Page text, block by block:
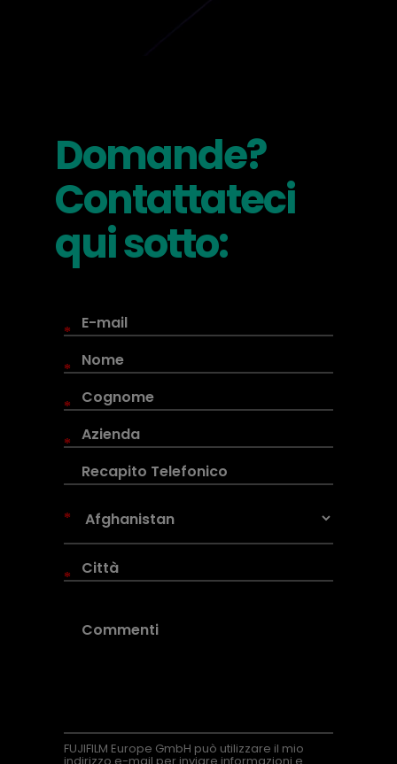
Domande?
Contattateci
qui sotto:
*
*
*
*
*
*
FUJIFILM Europe GmbH può utilizzare il mio